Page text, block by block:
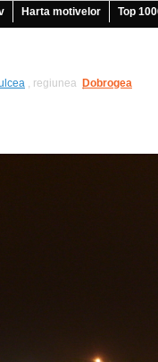
Harta motivelor Top
, regiunea Dobrogea
|